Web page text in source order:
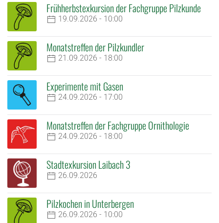
Frühherbstexkursion der Fachgruppe Pilzkunde
19.09.2026 - 10:00
Monatstreffen der Pilzkundler
21.09.2026 - 18:00
Experimente mit Gasen
24.09.2026 - 17:00
Monatstreffen der Fachgruppe Ornithologie
24.09.2026 - 18:00
Stadtexkursion Laibach 3
26.09.2026
Pilzkochen in Unterbergen
26.09.2026 - 10:00